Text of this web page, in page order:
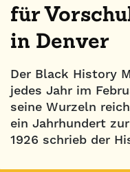
für
in Denver
Der Black History
jedes Jahr im
seine Wurzeln
ein Jahrhundert
1926 schrieb der